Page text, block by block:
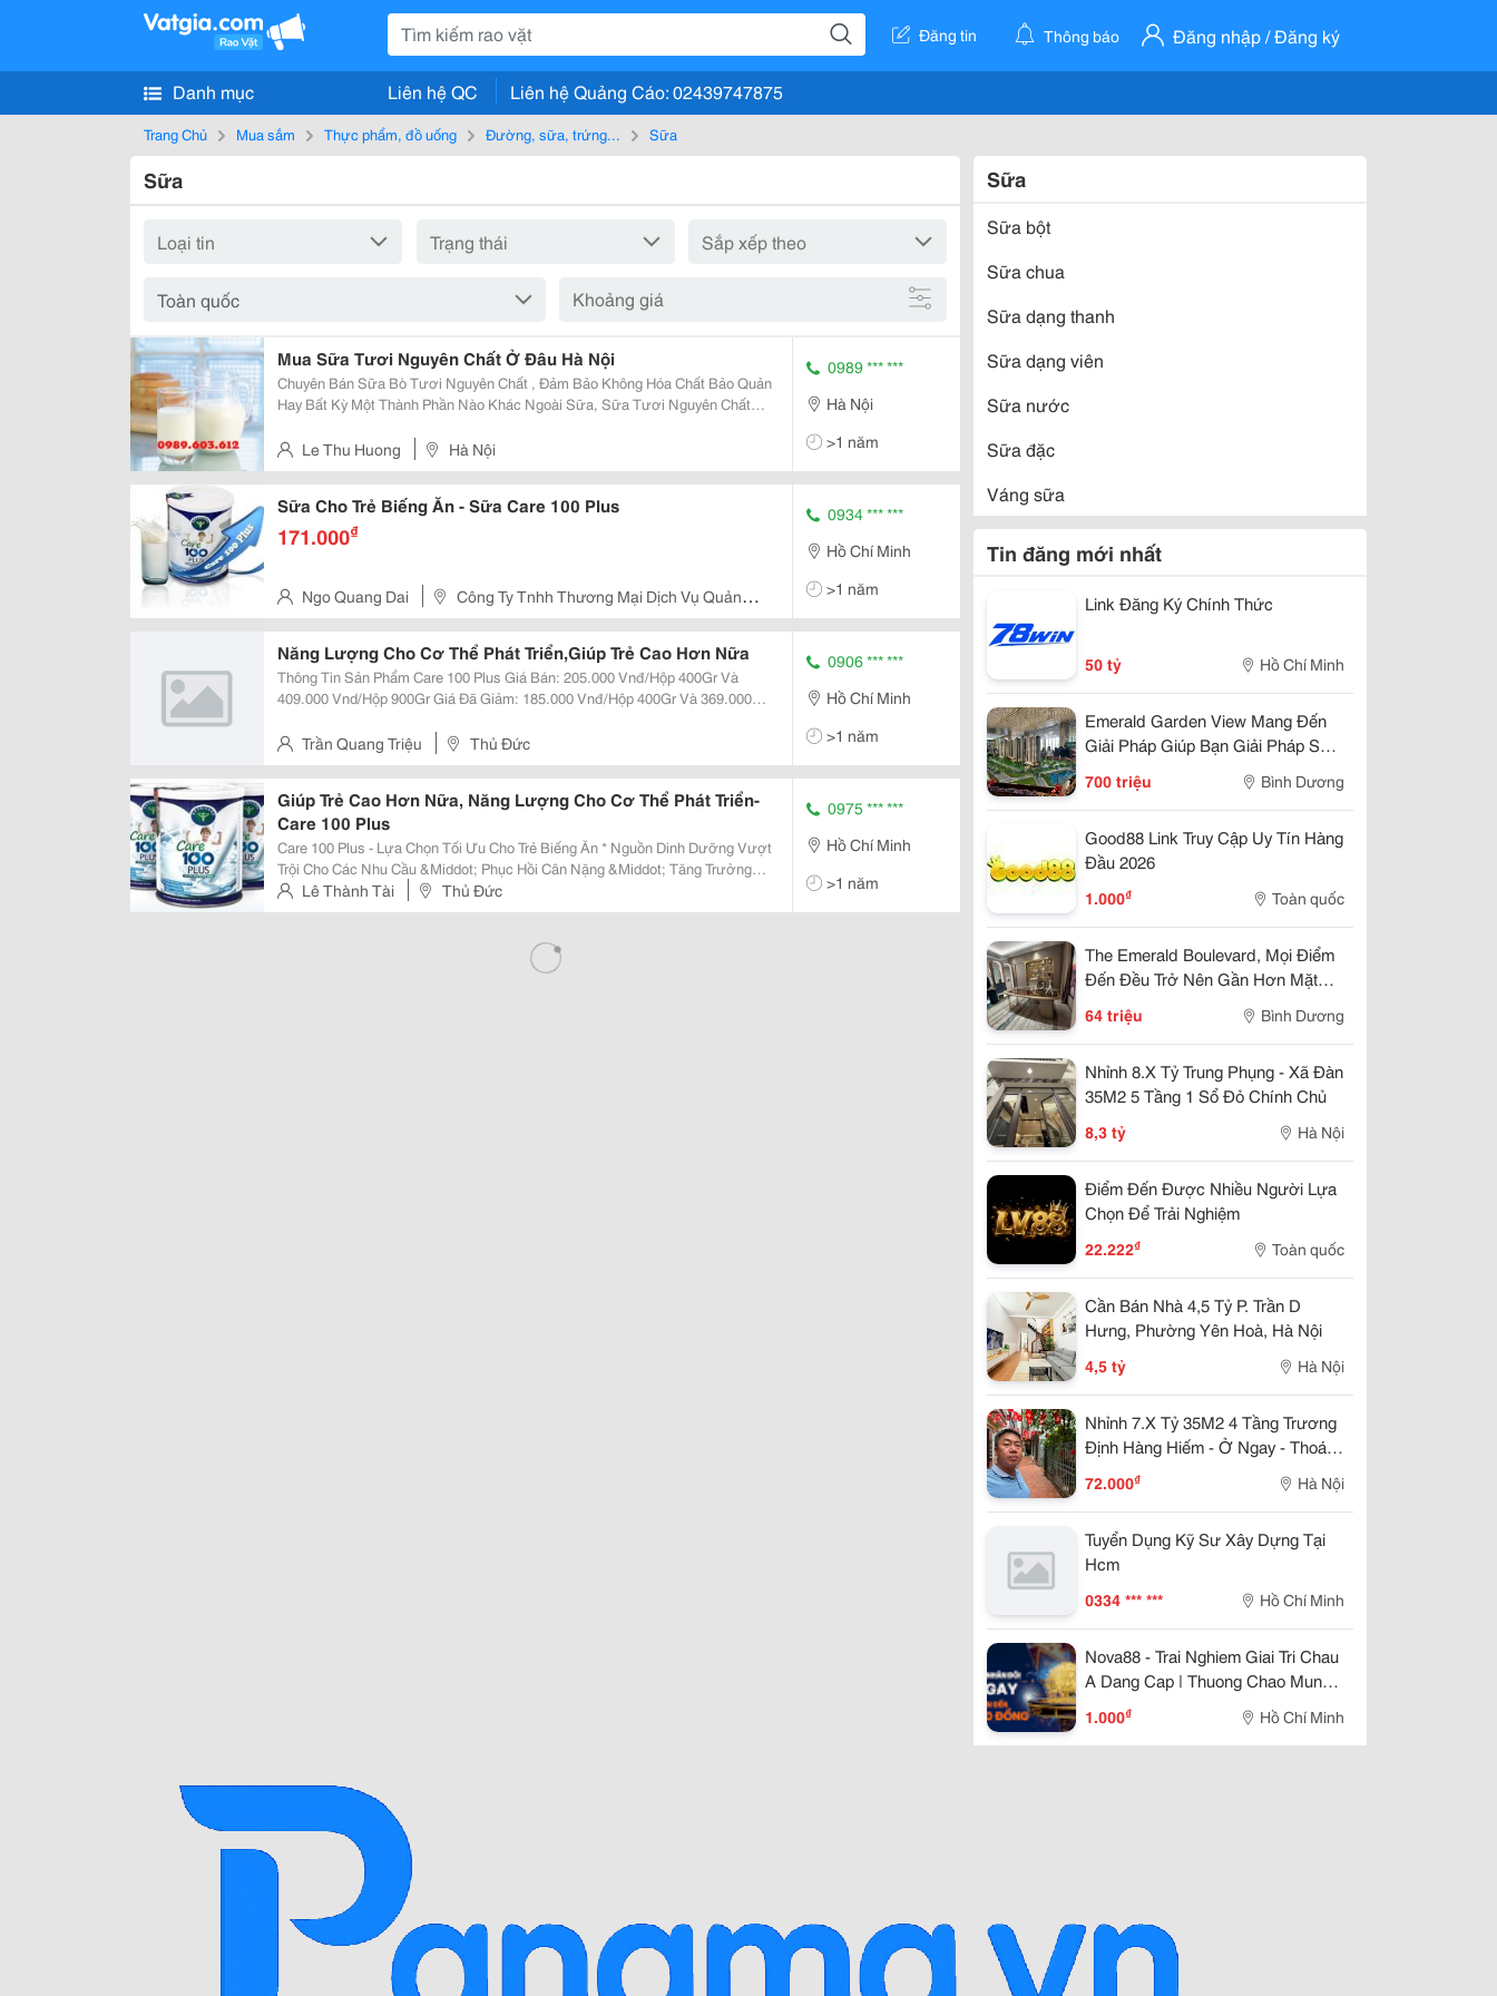
Đăng tin Thông báo Đăng nhập / Đăng ký
Danh mục Liên hệ QC Liên hệ Quảng Cáo: 02439747875
Trang Chủ Mua sắm Thực phẩm, đồ uống Đường, sữa, trứng... Sữa
Sữa
Khoảng giá
Mua Sữa Tươi Nguyên Chất Ở Đâu Hà Nội
Chuyên Bán Sữa Bò Tươi Nguyên Chất , Đảm Bảo Không Hóa Chất Bảo Quản
Hay Bất Kỳ Một Thành Phần Nào Khác Ngoài Sữa, Sữa Tươi Nguyên Chất
0989.603.612/096.880.1056/04.38836786
Le Thu Huong Hà Nội
0989 *** ***
Hà Nội
>1 năm
Sữa Cho Trẻ Biếng Ăn - Sữa Care 100 Plus
171.000₫
Ngo Quang Dai
Công Ty Tnhh Thương Mại Dịch Vụ Quảng
Cáo Lâm Tiến
0934 *** ***
Hồ Chí Minh
>1 năm
Năng Lượng Cho Cơ Thể Phát Triển,Giúp Trẻ Cao Hơn Nữa
Thông Tin Sản Phẩm Care 100 Plus Giá Bán: 205.000 Vnđ/Hộp 400Gr Và
409.000 Vnd/Hộp 900Gr Giá Đã Giảm: 185.000 Vnđ/Hộp 400Gr Và 369.000
Dinh Dưỡng Vượt Trội
Trần Quang Triệu Thủ Đức
0906 *** ***
Hồ Chí Minh
>1 năm
Giúp Trẻ Cao Hơn Nữa, Năng Lượng Cho Cơ Thể Phát Triển-
Care 100 Plus
Care 100 Plus - Lựa Chọn Tối Ưu Cho Trẻ Biếng Ăn * Nguồn Dinh Dưỡng Vượt
Trội Cho Các Nhu Cầu &Middot; Phục Hồi Cân Nặng &Middot; Tăng Trưởng
Nhanh &Middot; Bổ Sung Các Vitamin Và Khoáng Chất Thiết Yếu Giúp Hồi
Phục Chức Năng, Cải Thiện H
Lê Thành Tài Thủ Đức
0975 *** ***
Hồ Chí Minh
>1 năm
Sữa
Sữa bột
Sữa chua
Sữa dạng thanh
Sữa dạng viên
Sữa nước
Sữa đặc
Váng sữa
Tin đăng mới nhất
Link Đăng Ký Chính Thức
50 tỷ Hồ Chí Minh
Emerald Garden View Mang Đến
Giải Pháp Giúp Bạn Giải Pháp Sở
700 triệu Bình Dương
Good88 Link Truy Cập Uy Tín Hàng
Đầu 2026
1.000₫ Toàn quốc
The Emerald Boulevard, Mọi Điểm
Đến Đều Trở Nên Gần Hơn Mặt
64 triệu Bình Dương
Nhỉnh 8.X Tỷ Trung Phụng - Xã Đàn
35M2 5 Tầng 1 Sổ Đỏ Chính Chủ
8,3 tỷ Hà Nội
Điểm Đến Được Nhiều Người Lựa
Chọn Để Trải Nghiệm
22.222₫ Toàn quốc
Cần Bán Nhà 4,5 Tỷ P. Trần D
Hưng, Phường Yên Hoà, Hà Nội
4,5 tỷ Hà Nội
Nhỉnh 7.X Tỷ 35M2 4 Tầng Trương
Định Hàng Hiếm - Ở Ngay - Thoáng
Trước Sau. Sổ Đỏ Cất Két
72.000₫ Hà Nội
Tuyển Dụng Kỹ Sư Xây Dựng Tại
Hcm
0334 *** *** Hồ Chí Minh
Nova88 - Trai Nghiem Giai Tri Chau
A Dang Cap | Thuong Chao Mung
1.000₫ Hồ Chí Minh